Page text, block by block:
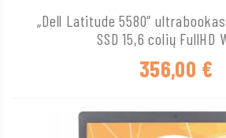
„Dell Latitude 5580“ ultrabookas
SSD 15,6 colių FullHD
356,00 €